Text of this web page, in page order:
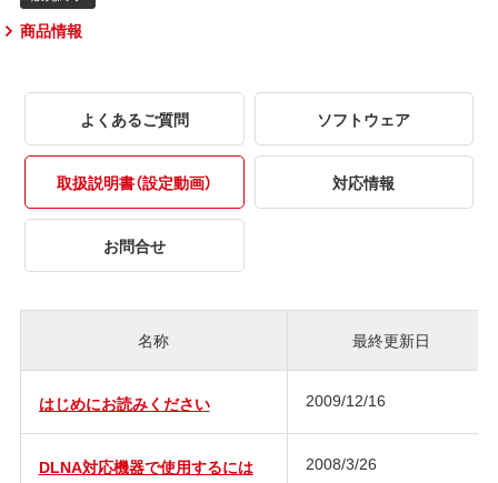
商品情報
よくあるご質問 ソフトウェア
取扱説明書（設定動画） 対応情報
お問合せ
名称 最終更新日
はじめにお読みください 2009/12/16
DLNA対応機器で使用するには 2008/3/26